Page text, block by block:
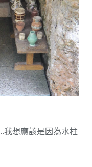
想應該是因為水柱